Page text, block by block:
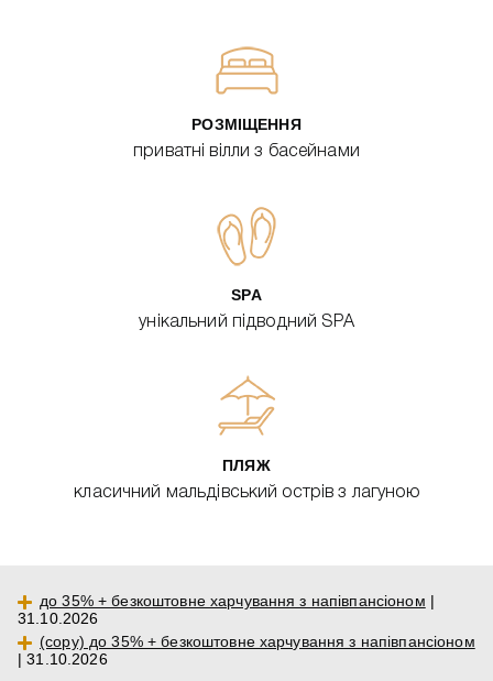
РОЗМІЩЕННЯ
приватні вілли з басейнами
SPA
унікальний підводний SPA
ПЛЯЖ
класичний мальдівський острів з лагуною
до 35% + безкоштовне харчування з напівпансіоном |
31.10.2026
(copy) до 35% + безкоштовне харчування з напівпансіоном
| 31.10.2026